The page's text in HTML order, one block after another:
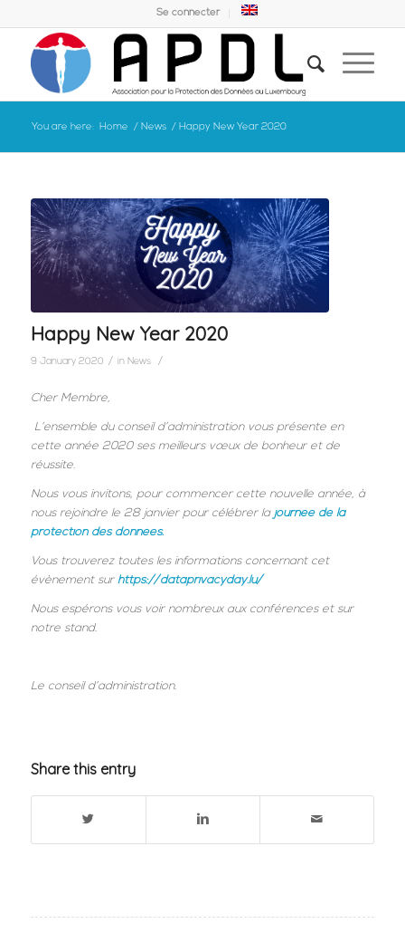
Se connecter
You are here: Home / News / Happy New Year 2020
Happy New Year 2020
9 January 2020 / in News /
Cher Membre,
L’ensemble du conseil d’administration vous présente en
cette année 2020 ses meilleurs vœux de bonheur et de
réussite.
Nous vous invitons, pour commencer cette nouvelle année, à
nous rejoindre le 28 janvier pour célébrer la journée de la
protection des données.
Vous trouverez toutes les informations concernant cet
évènement sur https://dataprivacyday.lu/
Nous espérons vous voir nombreux aux conférences et sur
notre stand.
Le conseil d’administration.
Share this entry